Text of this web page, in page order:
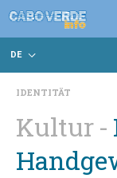
DE
IDENTITÄT
Kultur